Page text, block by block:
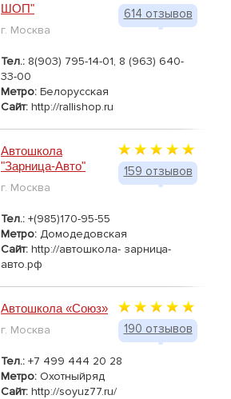
614 отзывов
ШОП"
г. Москва
Тел.: 8(903) 795-14-01, 8 (963) 640-
33-00
Метро: Белорусская
Сайт: http://rallishop.ru
159 отзывов
Автошкола
"Зарница-Авто"
г. Москва
Тел.: +(985)170-95-55
Метро: Домодедовская
Сайт: http://автошкола- зарница-
авто.рф
190 отзывов
Автошкола «Союз»
г. Москва
Тел.: +7 499 444 20 28
Метро: Охотныйряд
Сайт: http://soyuz77.ru/